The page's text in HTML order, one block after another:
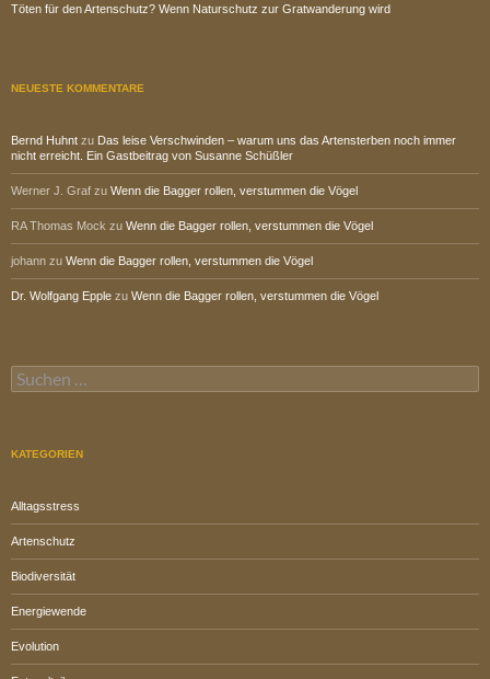
Töten für den Artenschutz? Wenn Naturschutz zur Gratwanderung wird
NEUESTE KOMMENTARE
Bernd Huhnt zu Das leise Verschwinden – warum uns das Artensterben noch immer
nicht erreicht. Ein Gastbeitrag von Susanne Schüßler
Werner J. Graf zu Wenn die Bagger rollen, verstummen die Vögel
RA Thomas Mock zu Wenn die Bagger rollen, verstummen die Vögel
johann zu Wenn die Bagger rollen, verstummen die Vögel
Dr. Wolfgang Epple zu Wenn die Bagger rollen, verstummen die Vögel
Suchen
nach:
KATEGORIEN
Alltagsstress
Artenschutz
Biodiversität
Energiewende
Evolution